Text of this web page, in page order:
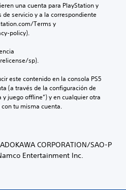
una cuenta para PlayStation y
servicio y a la correspondiente
Terms y
policy).
sp).
este contenido en la consola PS5
(a través de la configuración de
y juego offline”) y en cualquier otra
tu misma cuenta.
CORPORATION/SAO-P
Entertainment Inc.